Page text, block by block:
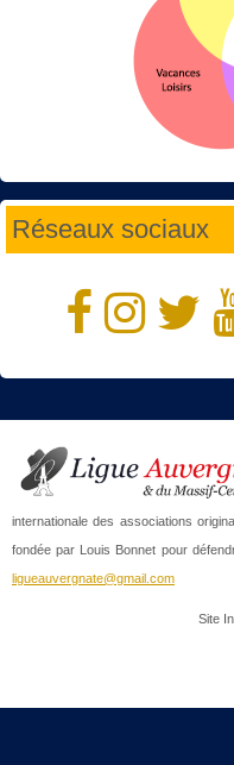
Réseaux sociaux
internationale des associations
fondée par Louis Bonnet pour
ligueauvergnate@gmail.com
Site